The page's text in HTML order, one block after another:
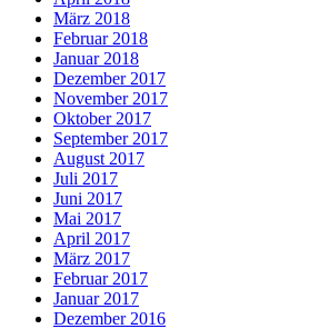
März 2018
Februar 2018
Januar 2018
Dezember 2017
November 2017
Oktober 2017
September 2017
August 2017
Juli 2017
Juni 2017
Mai 2017
April 2017
März 2017
Februar 2017
Januar 2017
Dezember 2016